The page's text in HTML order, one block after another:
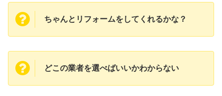
ちゃんとリフォームをしてくれるかな？
どこの業者を選べばいいかわからない